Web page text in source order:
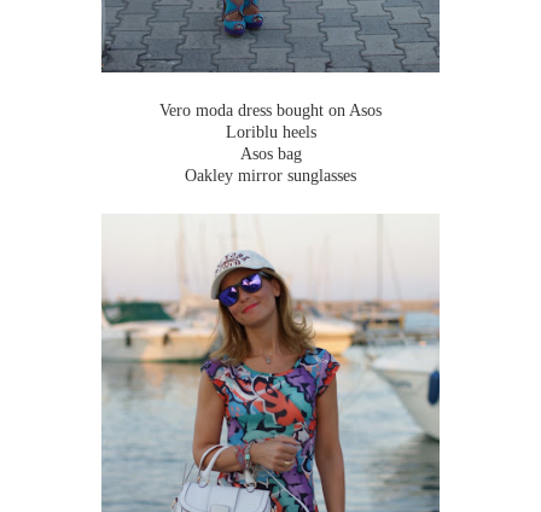
Vero moda dress bought on Asos
Loriblu heels
Asos bag
Oakley mirror sunglasses